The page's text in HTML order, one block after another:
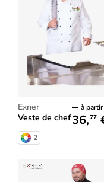
Exner
Veste de chef
à
36,77
2